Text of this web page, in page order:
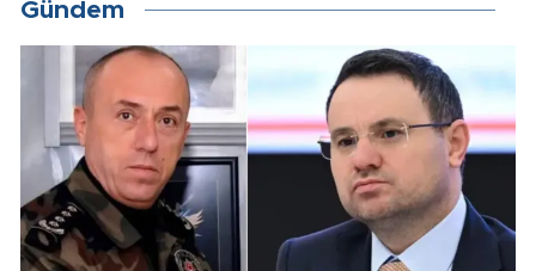
Gündem